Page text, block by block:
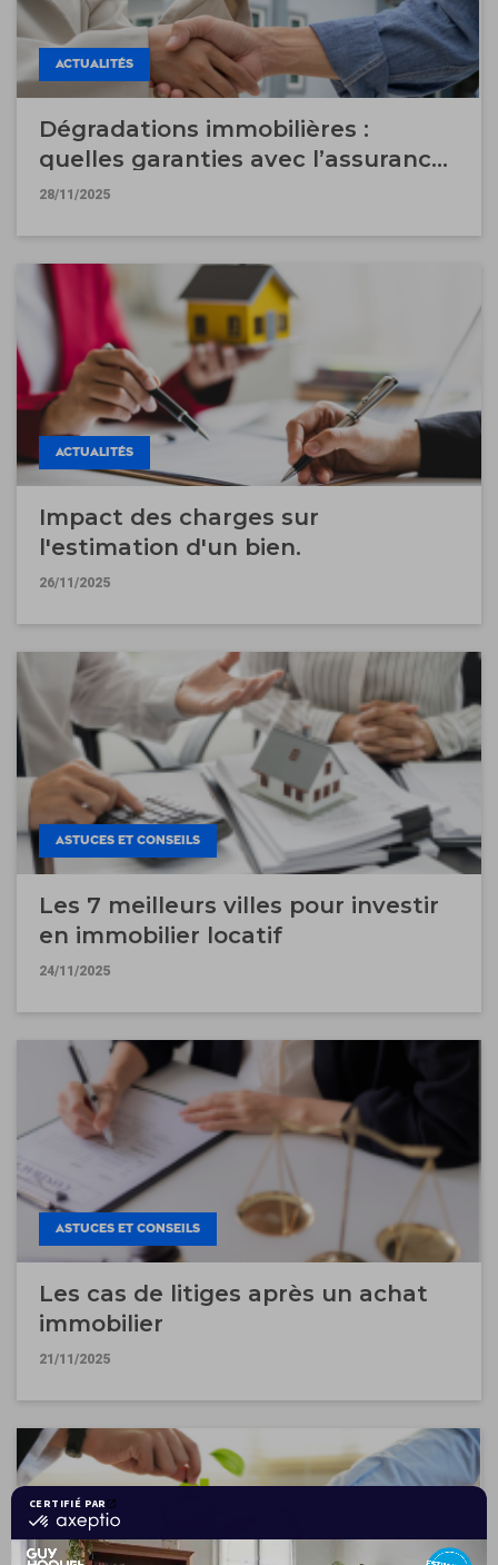
ACTUALITÉS
Dégradations immobilières :
quelles garanties avec l’assurance
garantie des loyers impayés ?
28/11/2025
ACTUALITÉS
Impact des charges sur
l'estimation d'un bien.
26/11/2025
ASTUCES ET CONSEILS
Les 7 meilleurs villes pour investir
en immobilier locatif
24/11/2025
ASTUCES ET CONSEILS
Les cas de litiges après un achat
immobilier
21/11/2025